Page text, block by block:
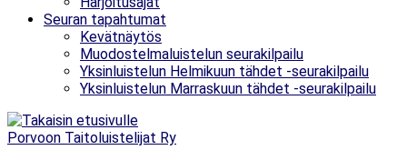
Seuran tapahtumat
Kevätnäytös
Muodostelmaluistelun seurakilpailu
Yksinluistelun Helmikuun tähdet -seurakilpailu
Yksinluistelun Marraskuun tähdet -seurakilpailu
Porvoon Taitoluistelijat Ry